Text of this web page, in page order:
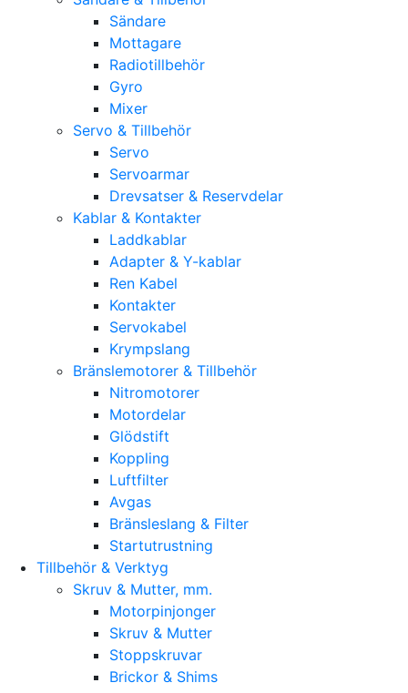
Sändare
Mottagare
Radiotillbehör
Gyro
Mixer
Servo & Tillbehör
Servo
Servoarmar
Drevsatser & Reservdelar
Kablar & Kontakter
Laddkablar
Adapter & Y-kablar
Ren Kabel
Kontakter
Servokabel
Krympslang
Bränslemotorer & Tillbehör
Nitromotorer
Motordelar
Glödstift
Koppling
Luftfilter
Avgas
Bränsleslang & Filter
Startutrustning
Tillbehör & Verktyg
Skruv & Mutter, mm.
Motorpinjonger
Skruv & Mutter
Stoppskruvar
Brickor & Shims